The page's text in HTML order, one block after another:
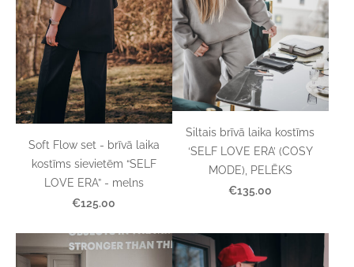
Soft Flow set - brīvā laika
kostīms sievietēm “SELF
LOVE ERA” - melns
€125.00
Siltais brīvā laika kostīms
‘SELF LOVE ERA’ (COSY
MODE), PELĒKS
€135.00